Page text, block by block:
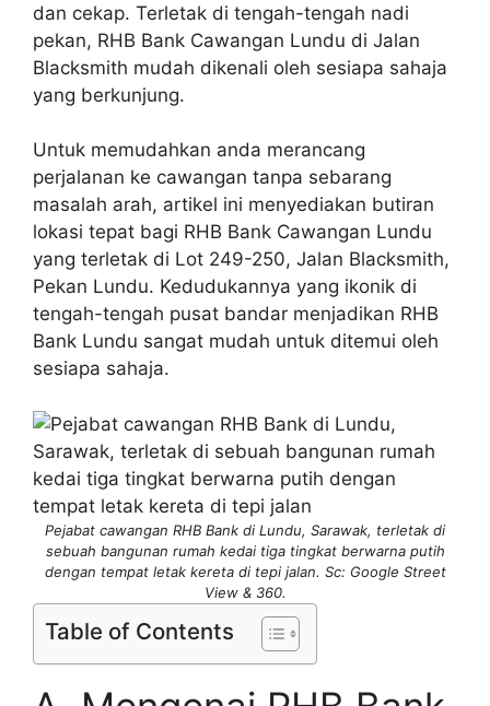
dan cekap. Terletak di tengah-tengah nadi
pekan, RHB Bank Cawangan Lundu di Jalan
Blacksmith mudah dikenali oleh sesiapa sahaja
yang berkunjung.
Untuk memudahkan anda merancang
perjalanan ke cawangan tanpa sebarang
masalah arah, artikel ini menyediakan butiran
lokasi tepat bagi RHB Bank Cawangan Lundu
yang terletak di Lot 249-250, Jalan Blacksmith,
Pekan Lundu. Kedudukannya yang ikonik di
tengah-tengah pusat bandar menjadikan RHB
Bank Lundu sangat mudah untuk ditemui oleh
sesiapa sahaja.
Pejabat cawangan RHB Bank di Lundu, Sarawak, terletak di
sebuah bangunan rumah kedai tiga tingkat berwarna putih
dengan tempat letak kereta di tepi jalan. Sc: Google Street
View & 360.
Table of Contents